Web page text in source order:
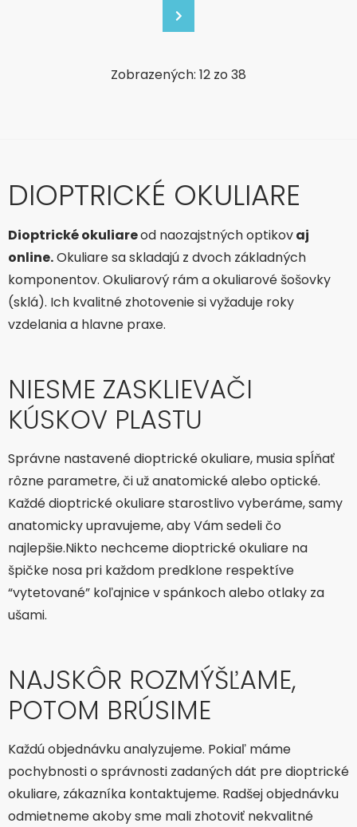
Zobrazených: 12 zo 38
DIOPTRICKÉ OKULIARE
Dioptrické okuliareod naozajstných optikovaj
online.Okuliare sa skladajú z dvoch základných
komponentov. Okuliarový rám a okuliarové šošovky
(sklá). Ich kvalitné zhotovenie si vyžaduje roky
vzdelania a hlavne praxe.
NIESME ZASKLIEVAČI
KÚSKOV PLASTU
Správne nastavené dioptrické okuliare, musia spĺňať
rôzne parametre, či už anatomické alebo optické.
Každé dioptrické okuliare starostlivo vyberáme, samy
anatomicky upravujeme, aby Vám sedeli čo
najlepšie.Nikto nechceme dioptrické okuliare na
špičke nosa pri každom predklone respektíve
“vytetované” koľajnice v spánkoch alebo otlaky za
ušami.
NAJSKÔR ROZMÝŠĽAME,
POTOM BRÚSIME
Každú objednávku analyzujeme. Pokiaľ máme
pochybnosti o správnosti zadaných dát pre dioptrické
okuliare, zákazníka kontaktujeme. Radšej objednávku
odmietneme akoby sme mali zhotoviť nekvalitné